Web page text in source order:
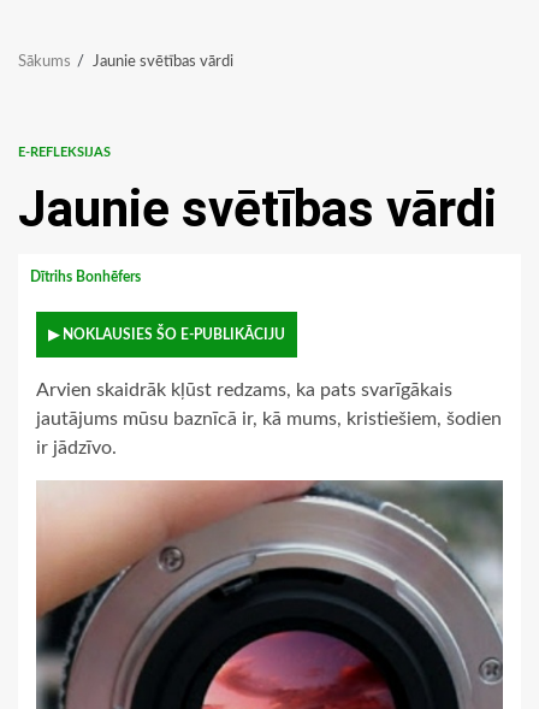
Sākums Jaunie svētības vārdi
E-REFLEKSIJAS
Jaunie svētības vārdi
Dītrihs Bonhēfers
▶ NOKLAUSIES ŠO E-PUBLIKĀCIJU
Arvien skaidrāk kļūst redzams, ka pats svarīgākais
jautājums mūsu baznīcā ir, kā mums, kristiešiem, šodien
ir jādzīvo.